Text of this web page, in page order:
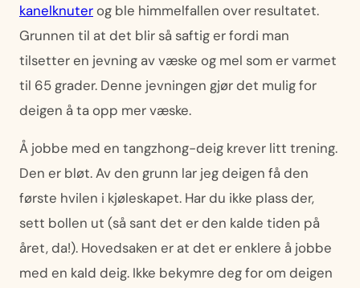
kanelknuterog ble himmelfallen over resultatet.
Grunnen til at det blir så saftig er fordi man
tilsetter en jevning av væske og mel som er varmet
til 65 grader. Denne jevningen gjør det mulig for
deigen å ta opp mer væske.
Å jobbe med en tangzhong-deig krever litt trening.
Den er bløt. Av den grunn lar jeg deigen få den
første hvilen i kjøleskapet. Har du ikke plass der,
sett bollen ut (så sant det er den kalde tiden på
året, da!). Hovedsaken er at det er enklere å jobbe
med en kald deig. Ikke bekymre deg for om deigen